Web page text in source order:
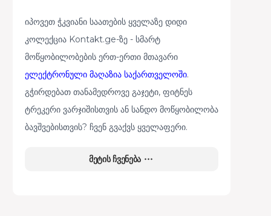
იპოვეთ ჭკვიანი საათების ყველაზე დიდი
კოლექცია Kontakt.ge-ზე - სმარტ
მოწყობილობების ერთ-ერთი მთავარი
ელექტრონული მაღაზია საქართველოში.
გჭირდებათ თანამედროვე გაჯეტი, ფიტნეს
ტრეკერი ვარჯიშისთვის ან სანდო მოწყობილობა
ბავშვებისთვის? ჩვენ გვაქვს ყველაფერი.
სმარტ საათები ყველასთვის
მეტის ჩვენება